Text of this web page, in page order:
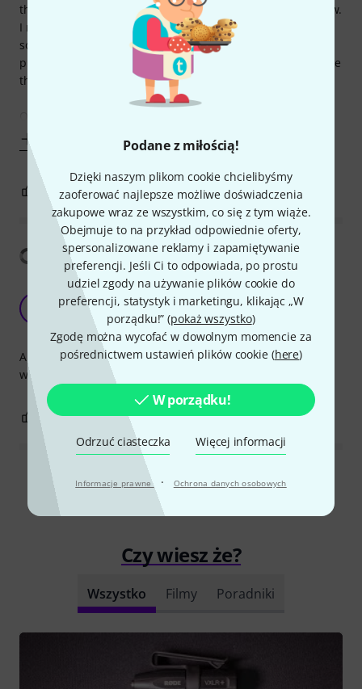
Podane z miłością!
Dzięki naszym plikom cookie chcielibyśmy
zaoferować najlepsze możliwe doświadczenia
zakupowe wraz ze wszystkim, co się z tym wiąże.
Obejmuje to na przykład odpowiednie oferty,
spersonalizowane reklamy i zapamiętywanie
preferencji. Jeśli Ci to odpowiada, po prostu
udziel zgody na używanie plików cookie do
preferencji, statystyk i marketingu, klikając „W
porządku!” (pokaż wszystko)
Zgodę można wycofać w dowolnym momencie za
pośrednictwem ustawień plików cookie (here)
W porządku!
Odrzuć ciasteczka Więcej informacji
Informacje prawne · Ochrona danych osobowych
through it (Beyerdynamic MMX 300) signal level is really low.
I need to max out preamps in interface to even hear
something. I know it's always "better safe than sorry" since
probably other mics could get damaged from higher voltage
than VXLR+ feeds but still it's a bit of inconvenience.
1 0 ZGŁOŚ NADUŻYCIE
Pokaż tłumaczenia
Adaptor for mini-jack terminated headset
microphones
David O' Grady 09.01.2019
A very handy adaptor to use your mini-jack headset mics
with normal cables via sound-desk +48v phantom power.
0 ZGŁOŚ NADUŻYCIE
Wszystkie oceny
Czy wiesz że?
Wszystko Filmy Poradniki